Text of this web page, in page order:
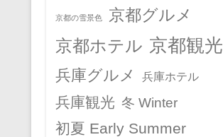
京都の雪景色 京都グルメ
京都ホテル 京都観光
兵庫グルメ 兵庫ホテル
兵庫観光 冬 Winter
初夏 Early Summer